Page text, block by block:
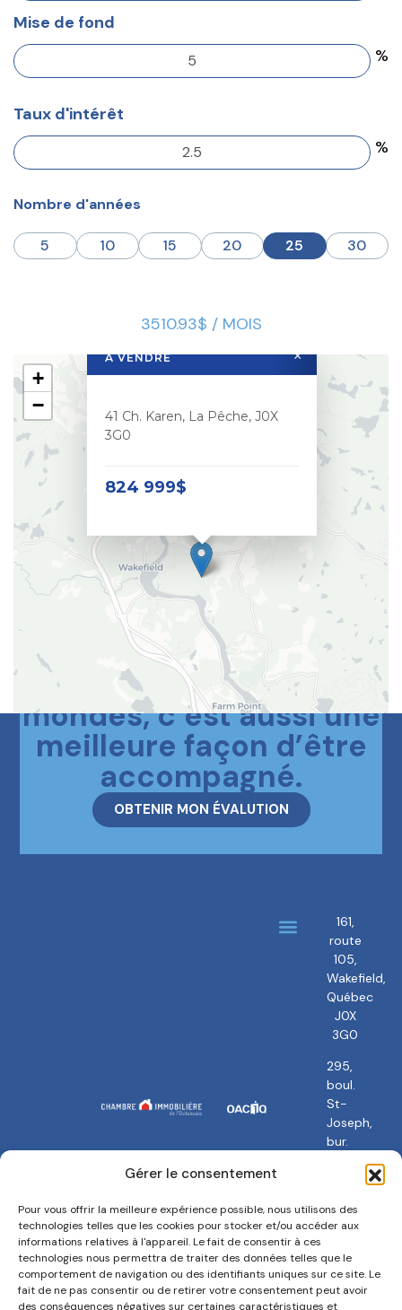
Gérer le consentement
Pour vous offrir la meilleure expérience possible, nous utilisons des
technologies telles que les cookies pour stocker et/ou accéder aux
informations relatives à l'appareil. Le fait de consentir à ces
technologies nous permettra de traiter des données telles que le
comportement de navigation ou des identifiants uniques sur ce site. Le
fait de ne pas consentir ou de retirer votre consentement peut avoir
des conséquences négatives sur certaines caractéristiques et
Mise de fond
%
Taux d'intérêt
%
Nombre d'années
5 10 15 20 25 30
3510.93$ / MOIS
À VENDRE
41 Ch. Karen, La Pêche, J0X
3G0
824 999$
×
+
−
Le meilleur des deux
mondes, c’est aussi une
meilleure façon d’être
accompagné.
OBTENIR MON ÉVALUTION
161,
route
105,
Wakefield,
Québec
J0X
3G0
295,
boul.
St-
Joseph,
bur.
Gatineau,
J8Y